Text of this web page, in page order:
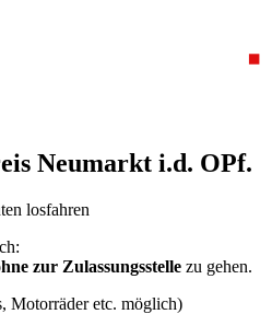
Neumarkt i.d. OPf.
losfahren
zur Zulassungsstelle zu gehen.
Motorräder etc. möglich)